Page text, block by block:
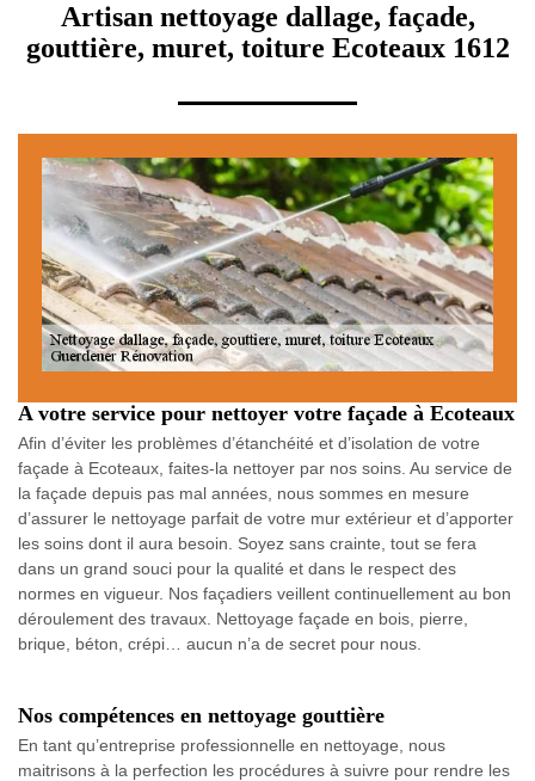
Artisan nettoyage dallage, façade,
gouttière, muret, toiture Ecoteaux 1612
A votre service pour nettoyer votre façade à Ecoteaux
Afin d’éviter les problèmes d’étanchéité et d’isolation de votre
façade à Ecoteaux, faites-la nettoyer par nos soins. Au service de
la façade depuis pas mal années, nous sommes en mesure
d’assurer le nettoyage parfait de votre mur extérieur et d’apporter
les soins dont il aura besoin. Soyez sans crainte, tout se fera
dans un grand souci pour la qualité et dans le respect des
normes en vigueur. Nos façadiers veillent continuellement au bon
déroulement des travaux. Nettoyage façade en bois, pierre,
brique, béton, crépi… aucun n’a de secret pour nous.
Nos compétences en nettoyage gouttière
En tant qu’entreprise professionnelle en nettoyage, nous
maitrisons à la perfection les procédures à suivre pour rendre les